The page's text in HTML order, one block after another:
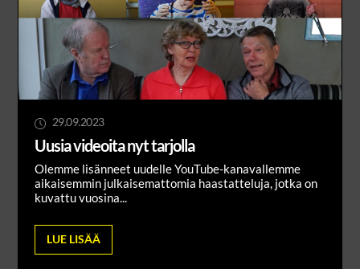
29.09.2023
Uusia videoita nyt tarjolla
Olemme lisänneet uudelle YouTube-kanavallemme
aikaisemmin julkaisemattomia haastatteluja, jotka on
kuvattu vuosina...
LUE LISÄÄ